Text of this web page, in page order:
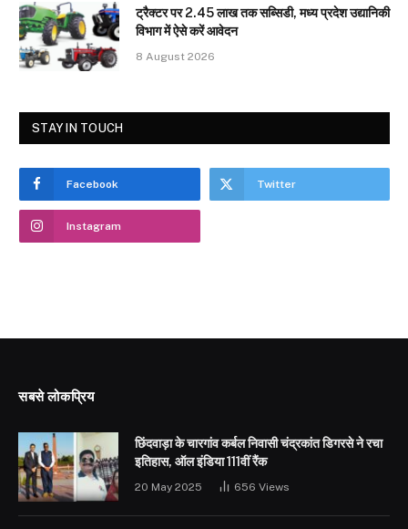
ट्रैक्टर पर 2.45 लाख तक सब्सिडी, मध्य प्रदेश उद्यानिकी
विभाग में ऐसे करें आवेदन
8 August 2026
STAY IN TOUCH
Facebook Twitter
Instagram
सबसे लोकप्रिय
छिंदवाड़ा के चारगांव कर्बल निवासी चंद्रकांत डिगरसे ने रचा
इतिहास, ऑल इंडिया 111वीं रैंक
20 May 2025 656 Views